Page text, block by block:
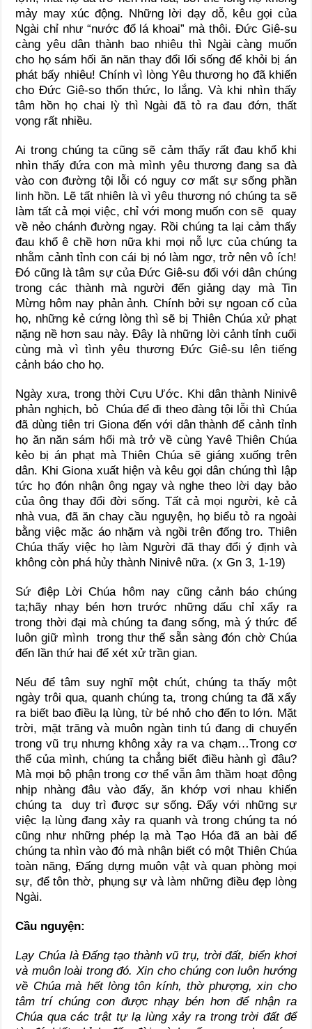
mảy may xúc động. Những lời dạy dỗ, kêu gọi của
Ngài chỉ như “nước đổ lá khoai” mà thôi. Đức Giê-su
càng yêu dân thành bao nhiêu thì Ngài càng muốn
cho họ sám hối ăn năn thay đổi lối sống để khỏi bị án
phát bấy nhiêu! Chính vì lòng Yêu thương họ đã khiến
cho Đức Giê-so thổn thức, lo lắng. Và khi nhìn thấy
tâm hồn họ chai lỳ thì Ngài đã tỏ ra đau đớn, thất
vọng rất nhiều.
Ai trong chúng ta cũng sẽ cảm thấy rất đau khổ khi
nhìn thấy đứa con mà mình yêu thương đang sa đà
vào con đường tội lỗi có nguy cơ mất sự sống phần
linh hồn. Lẽ tất nhiên là vì yêu thương nó chúng ta sẽ
làm tất cả mọi việc, chỉ với mong muốn con sẽ quay
về nẻo chánh đường ngay. Rồi chúng ta lại cảm thấy
đau khổ ê chề hơn nữa khi mọi nỗ lực của chúng ta
nhằm cảnh tỉnh con cái bị nó làm ngơ, trở nên vô ích!
Đó cũng là tâm sự của Đức Giê-su đối với dân chúng
trong các thành mà người đến giảng dạy mà Tin
Mừng hôm nay phản ảnh.Chính bởi sự ngoan cố của
họ, những kẻ cứng lòng thì sẽ bị Thiên Chúa xử phạt
nặng nề hơn sau này. Đây là những lời cảnh tỉnh cuối
cùng mà vì tình yêu thương Đức Giê-su lên tiếng
cảnh báo cho họ.
Ngày xưa, trong thời Cựu Ước. Khi dân thành Ninivê
phản nghịch, bỏ Chúa để đi theo đàng tội lỗi thì Chúa
đã dùng tiên tri Giona đến với dân thành để cảnh tỉnh
họ ăn năn sám hối mà trở về cùng Yavê Thiên Chúa
kẻo bị án phạt mà Thiên Chúa sẽ giáng xuống trên
dân. Khi Giona xuất hiện và kêu gọi dân chúng thì lập
tức họ đón nhận ông ngay và nghe theo lời dạy bảo
của ông thay đổi đời sống. Tất cả mọi người, kẻ cả
nhà vua, đã ăn chay cầu nguyện, họ biểu tỏ ra ngoài
bằng việc mặc áo nhặm và ngồi trên đống tro. Thiên
Chúa thấy việc họ làm Người đã thay đổi ý định và
không còn phá hủy thành Ninivê nữa. (x Gn 3, 1-19)
Sứ điệp Lời Chúa hôm nay cũng cảnh báo chúng
ta;hãy nhạy bén hơn trước những dấu chỉ xẩy ra
trong thời đại mà chúng ta đang sống, mà ý thức để
luôn giữ mình trong thư thế sẵn sàng đón chờ Chúa
đến lần thứ hai để xét xử trần gian.
Nếu để tâm suy nghĩ một chút, chúng ta thấy một
ngày trôi qua, quanh chúng ta, trong chúng ta đã xẩy
ra biết bao điều lạ lùng, từ bé nhỏ cho đến to lớn. Mặt
trời, mặt trăng và muôn ngàn tinh tú đang di chuyển
trong vũ trụ nhưng không xảy ra va chạm…Trong cơ
thể của mình, chúng ta chẳng biết điều hành gì đâu?
Mà mọi bộ phận trong cơ thể vẫn âm thầm hoạt động
nhịp nhàng đâu vào đấy, ăn khớp vơi nhau khiến
chúng ta duy trì được sự sống. Đấy với những sự
việc lạ lùng đang xảy ra quanh và trong chúng ta nó
cũng như những phép lạ mà Tạo Hóa đã an bài để
chúng ta nhìn vào đó mà nhận biết có một Thiên Chúa
toàn năng, Đấng dựng muôn vật và quan phòng mọi
sự, để tôn thờ, phụng sự và làm những điều đẹp lòng
Ngài.
Cầu nguyện:
Lạy Chúa là Đấng tạo thành vũ trụ, trời đất, biển khơi
và muôn loài trong đó. Xin cho chúng con luôn hướng
về Chúa mà hết lòng tôn kính, thờ phượng, xin cho
tâm trí chúng con được nhạy bén hơn để nhận ra
Chúa qua các trật tự lạ lùng xảy ra trong trời đất để